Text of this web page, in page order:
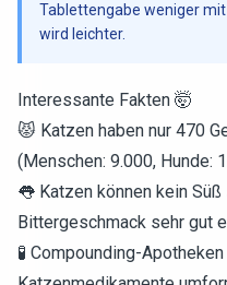
Tablettengabe weniger
wird leichter.
Interessante Fakten 🤯
😾 Katzen haben nur 470
(Menschen: 9.000, Hunde:
👅 Katzen können kein
Bittergeschmack sehr gut
🧪 Compounding-